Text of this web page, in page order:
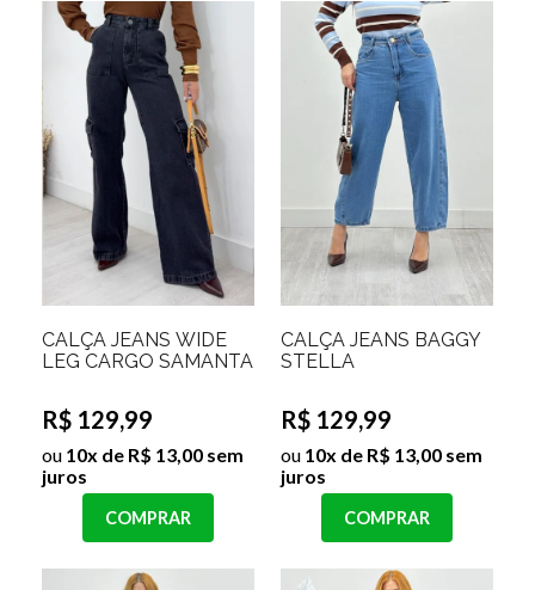
CALÇA JEANS WIDE
LEG CARGO SAMANTA
R$ 129,99
ou 10x de R$ 13,00 sem
juros
COMPRAR
CALÇA JEANS BAGGY
STELLA
R$ 129,99
ou 10x de R$ 13,00 sem
juros
COMPRAR